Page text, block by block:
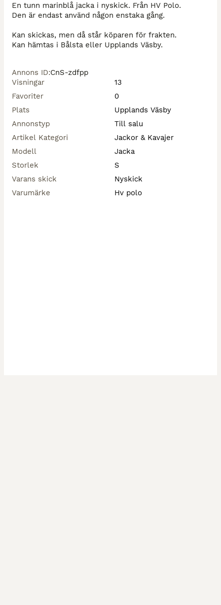
En tunn marinblå jacka i nyskick. Från HV Polo.
Den är endast använd någon enstaka gång.
Kan skickas, men då står köparen för frakten.
Annons ID:CnS-zdfpp
Visningar
13
Favoriter
0
Plats
Upplands Väsby
Annonstyp
Till salu
Artikel Kategori
Jackor & Kavajer
Modell
Jacka
Storlek
S
Varans skick
Nyskick
Varumärke
Hv polo